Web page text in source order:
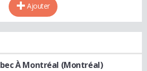
Ajouter
À Montréal (Montréal)